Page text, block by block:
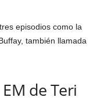
episodios como la
también llamada
de Teri